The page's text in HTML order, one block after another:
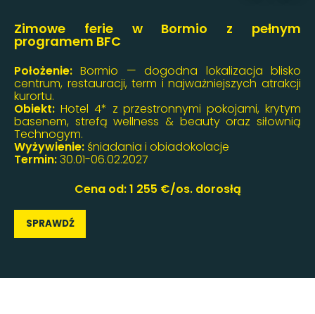
Zimowe ferie w Bormio z pełnym
programem BFC
Położenie: Bormio — dogodna lokalizacja blisko
centrum, restauracji, term i najważniejszych atrakcji
kurortu.
Obiekt: Hotel 4* z przestronnymi pokojami, krytym
basenem, strefą wellness & beauty oraz siłownią
Technogym.
Wyżywienie: śniadania i obiadokolacje
Termin:30.01-06.02.2027
Cena od: 1 255 €/os. dorosłą
SPRAWDŹ